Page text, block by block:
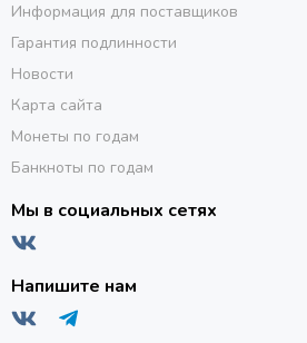
Информация для поставщиков
Гарантия подлинности
Новости
Карта сайта
Монеты по годам
Банкноты по годам
Мы в социальных сетях
Напишите нам